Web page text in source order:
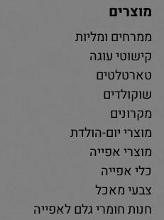
מוצרים
ממרחים ומליות
קישוטי עוגה
טארטלטים
שוקולדים
מקרונים
מוצרי יום-הולדת
מוצרי אפייה
כלי אפייה
צבעי מאכל
חנות חומרי גלם לאפייה